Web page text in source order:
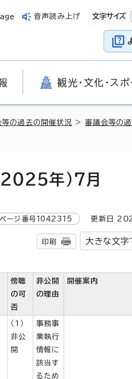
音声読み上げ 文字サイズ
観光・文化・ス
等の過去の開催状況 >審議会等の
年）7月
ページ番号1042315 更新日
印刷 大きな文字
傍聴
の可
否
非公開
の理由
開催案内
（1）
非公
開
事務事
業執行
情報に
該当す
るため